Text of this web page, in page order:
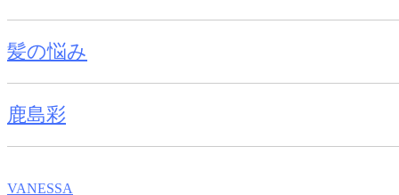
髪の悩み
鹿島彩
VANESSA